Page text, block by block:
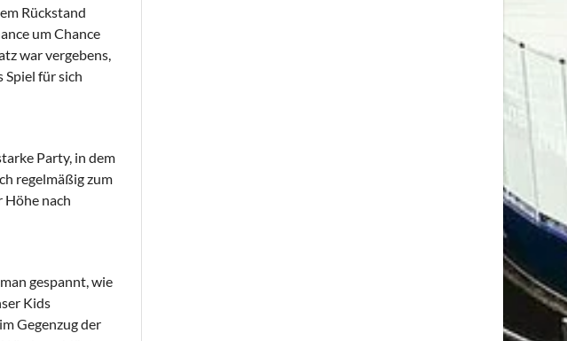
Rückstand
um Chance
war vergebens,
für sich
Party, in dem
regelmäßig zum
Höhe nach
gespannt, wie
Kids
Gegenzug der